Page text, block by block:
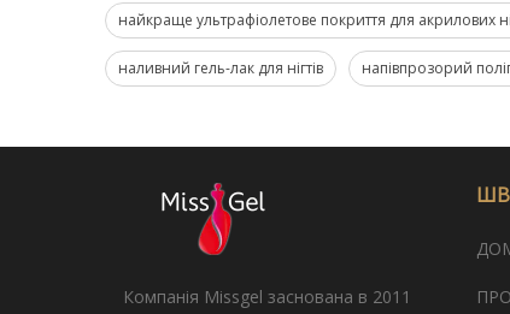
найкраще ультрафіолетове покриття для акрилових
наливний гель-лак для нігтів напівпрозорий
Компанія Missgel заснована в 2011